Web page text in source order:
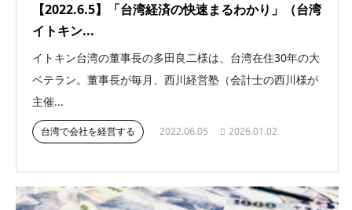
【2022.6.5】「台湾経済の快速まるわかり」（台湾
イトキン...
イトキン台湾の董事長の多田良二様は、台湾在住30年の大
ベテラン。董事長が毎月、西川経営塾（会計士の西川様が
主催...
台湾で会社を経営する 2022.06.05 2026.01.02